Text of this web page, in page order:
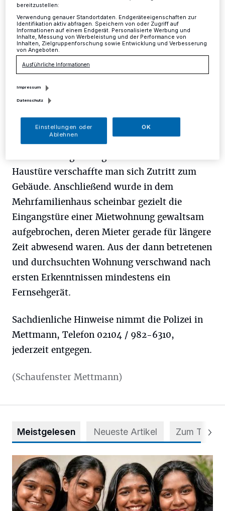
in Mettmann zu einem Einbruch.
15.07.2016 , 14:08 Uhr
Haustüre verschaffte man sich Zutritt zum
Gebäude. Anschließend wurde in dem
Mehrfamilienhaus scheinbar gezielt die
Eingangstüre einer Mietwohnung gewaltsam
aufgebrochen, deren Mieter gerade für längere
Zeit abwesend waren. Aus der dann betretenen
und durchsuchten Wohnung verschwand nach
ersten Erkenntnissen mindestens ein
Fernsehgerät.
Sachdienliche Hinweise nimmt die Polizei in
Mettmann, Telefon 02104 / 982-6310,
jederzeit entgegen.
(Schaufenster Mettmann)
Meistgelesen Neueste Artikel Zum Thema
Nach Betrug: Azubis der Diakonie hoffen auf Hilfe
bereitzustellen:
Verwendung genauer Standortdaten. Endgeräteeigenschaften zur
Identifikation aktiv abfragen. Speichern von oder Zugriff auf
Informationen auf einem Endgerät. Personalisierte Werbung und
Inhalte, Messung von Werbeleistung und der Performance von
Inhalten, Zielgruppenforschung sowie Entwicklung und Verbesserung
von Angeboten.
Ausführliche Informationen
Impressum
Datenschutz
Einstellungen oder
Ablehnen
OK